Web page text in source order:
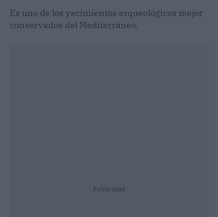
Es uno de los yacimientos arqueológicos mejor
conservados del Mediterráneo.
Publicidad